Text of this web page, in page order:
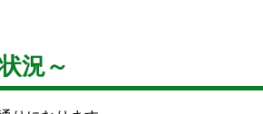
況～